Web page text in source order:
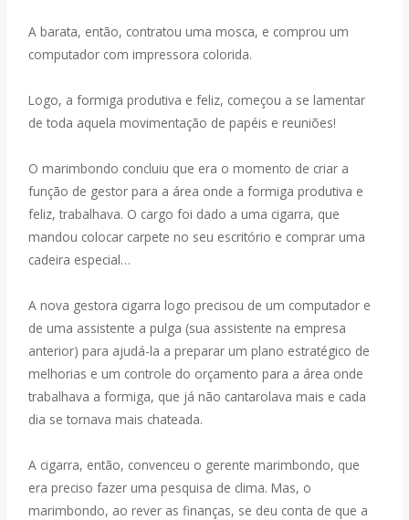
A barata, então, contratou uma mosca, e comprou um
computador com impressora colorida.
Logo, a formiga produtiva e feliz, começou a se lamentar
de toda aquela movimentação de papéis e reuniões!
O marimbondo concluiu que era o momento de criar a
função de gestor para a área onde a formiga produtiva e
feliz, trabalhava. O cargo foi dado a uma cigarra, que
mandou colocar carpete no seu escritório e comprar uma
cadeira especial…
A nova gestora cigarra logo precisou de um computador e
de uma assistente a pulga (sua assistente na empresa
anterior) para ajudá-la a preparar um plano estratégico de
melhorias e um controle do orçamento para a área onde
trabalhava a formiga, que já não cantarolava mais e cada
dia se tornava mais chateada.
A cigarra, então, convenceu o gerente marimbondo, que
era preciso fazer uma pesquisa de clima. Mas, o
marimbondo, ao rever as finanças, se deu conta de que a